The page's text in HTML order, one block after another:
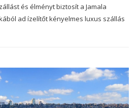
és élményt biztosít a Jamala
ad ízelítőt kényelmes luxus szállás